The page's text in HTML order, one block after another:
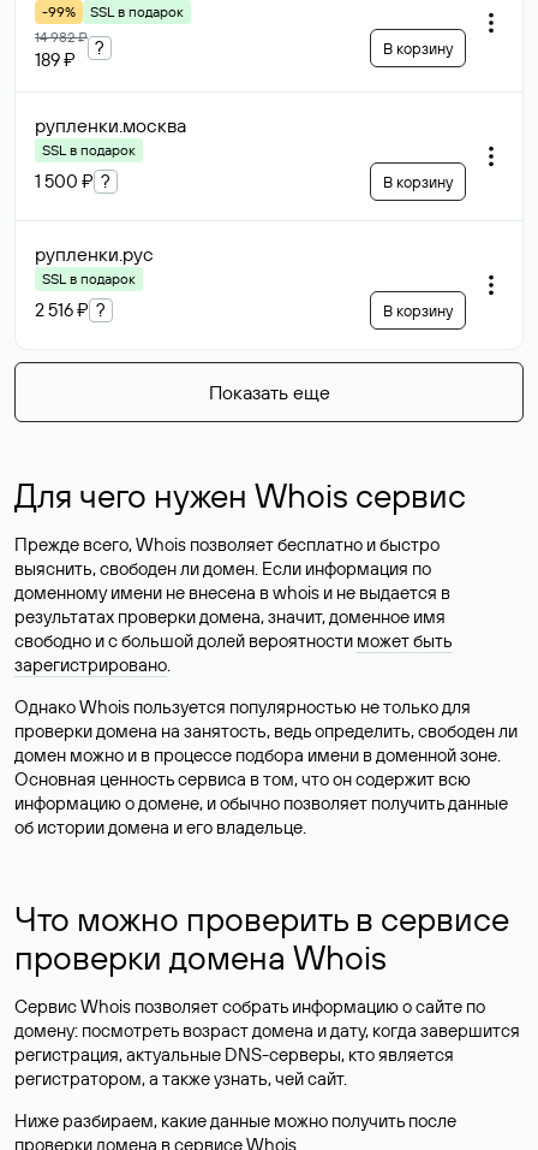
-99%
SSL в подарок
14 982 ₽
189 ₽
? В корзину
рупленки.москва
SSL в подарок
1 500 ₽ ? В корзину
рупленки.рус
SSL в подарок
2 516 ₽ ? В корзину
Показать еще
Для чего нужен Whois сервис
Прежде всего, Whois позволяет бесплатно и быстро
выяснить, свободен ли домен. Если информация по
доменному имени не внесена в whois и не выдается в
результатах проверки домена, значит, доменное имя
свободно и с большой долей вероятности может быть
зарегистрировано.
Однако Whois пользуется популярностью не только для
проверки домена на занятость, ведь определить, свободен ли
домен можно и в процессе подбора имени в доменной зоне.
Основная ценность сервиса в том, что он содержит всю
информацию о домене, и обычно позволяет получить данные
об истории домена и его владельце.
Что можно проверить в сервисе
проверки домена Whois
Сервис Whois позволяет собрать информацию о сайте по
домену: посмотреть возраст домена и дату, когда завершится
регистрация, актуальные DNS-серверы, кто является
регистратором, а также узнать, чей сайт.
Ниже разбираем, какие данные можно получить после
проверки домена в сервисе Whois.